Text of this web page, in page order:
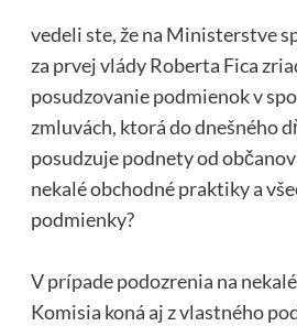
vedeli ste, že na Ministerstve
za prvej vlády Roberta Fica
posudzovanie podmienok v
zmluvách, ktorá do dnešného
posudzuje podnety od
nekalé obchodné praktiky a
podmienky?
V prípade podozrenia na
Komisia koná aj z vlastného